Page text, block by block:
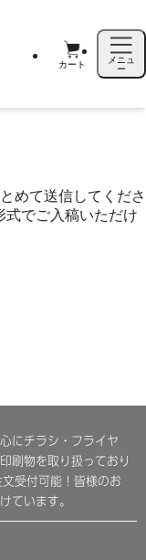
カート
メニュ
ー
めて送信してくださ
式でご入稿いただけ
にチラシ・フライヤ
刷物を取り扱っており
受付可能！皆様のお
ています。